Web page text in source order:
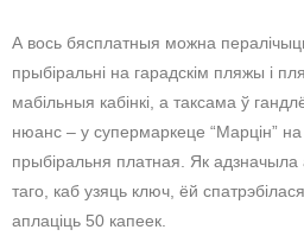
А вось бясплатныя можна
прыбіральні на гарадскім пляжы і
мабільныя кабінкі, а таксама ў
нюанс – у супермаркеце “Марцін” на
прыбіральня платная. Як адзначыла
таго, каб узяць ключ, ёй спатрэбілася
аплаціць 50 капеек.